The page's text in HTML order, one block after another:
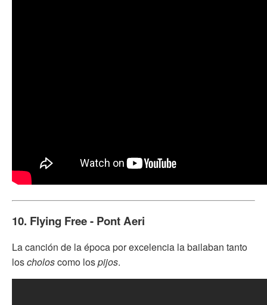
10. Flying Free - Pont Aeri
La canción de la época por excelencia la bailaban tanto
loscholoscomo lospijos.